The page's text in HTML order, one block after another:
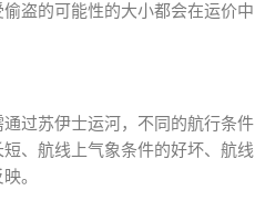
盗的可能性的大小都会在运价中
过苏伊士运河，不同的航行条件
、航线上气象条件的好坏、航线
。